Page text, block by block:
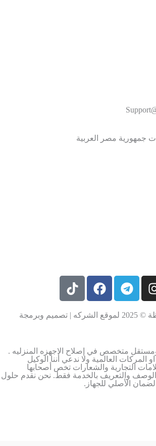
مصر العربية
وبرمجة
متخصص في إصلاح الاجهزه المنزليه .
العالمية ولا ندعي أننا الوكيل
التجارية والشعارات تخص أصحابها
والتعريف بالخدمة فقط. نحن نقدم حلول
الأصلي للجهاز.